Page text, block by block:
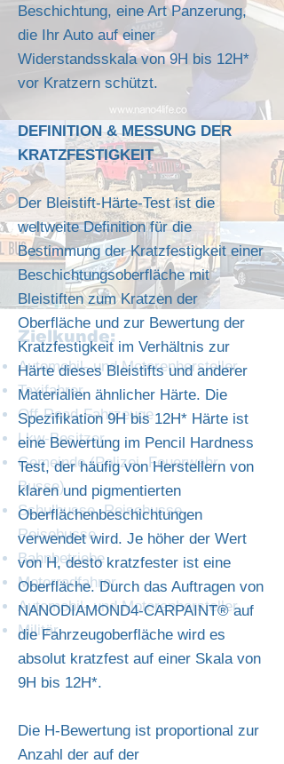
Zielkunde:
Automobil- und Motorenhersteller
Taxifahrer
Off-Road-Fahrzeuge
Lkw-Besitzer
Gemeinde (Polizei, Feuerwehr,
Busse)
Schulbusse, Reisebusse,
Reisebusse
Bahnbetriebe
Motorradfahrer
Automobil- und Motorenhersteller
Militär
Beschichtung, eine Art Panzerung,
die Ihr Auto auf einer
Widerstandsskala von 9H bis 12H*
vor Kratzern schützt.
DEFINITION & MESSUNG DER
KRATZFESTIGKEIT
Der Bleistift-Härte-Test ist die
weltweite Definition für die
Bestimmung der Kratzfestigkeit einer
Beschichtungsoberfläche mit
Bleistiften zum Kratzen der
Oberfläche und zur Bewertung der
Kratzfestigkeit im Verhältnis zur
Härte dieses Bleistifts und anderer
Materialien ähnlicher Härte. Die
Spezifikation 9H bis 12H* Härte ist
eine Bewertung im Pencil Hardness
Test, der häufig von Herstellern von
klaren und pigmentierten
Oberflächenbeschichtungen
verwendet wird. Je höher der Wert
von H, desto kratzfester ist eine
Oberfläche. Durch das Auftragen von
NANODIAMOND4-CARPAINT® auf
die Fahrzeugoberfläche wird es
absolut kratzfest auf einer Skala von
9H bis 12H*.
Die H-Bewertung ist proportional zur
Anzahl der auf der